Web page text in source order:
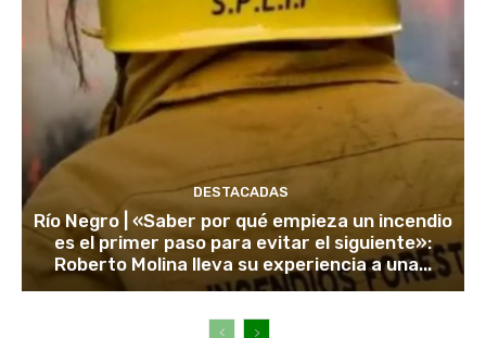
DESTACADAS
Río Negro | «Saber por qué empieza un incendio
es el primer paso para evitar el siguiente»:
Roberto Molina lleva su experiencia a una...